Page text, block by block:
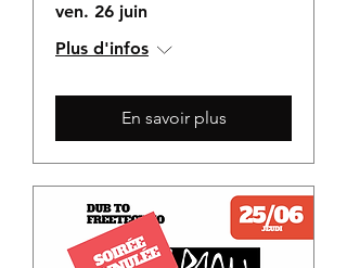
ven. 26 juin
Plus d'infos
En savoir plus